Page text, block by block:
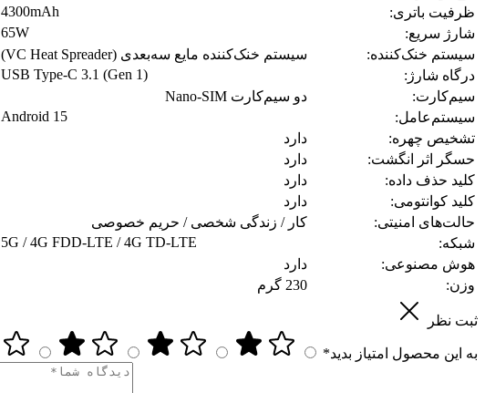
ظرفیت باتری:
4300mAh
شارژ سریع:
65W
سیستم خنک‌کننده:
سیستم خنک‌کننده مایع سه‌بعدی (VC Heat Spreader)
درگاه شارژ:
USB Type-C 3.1 (Gen 1)
سیم‌کارت:
دو سیم‌کارت Nano-SIM
سیستم‌عامل:
Android 15
تشخیص چهره:
دارد
حسگر اثر انگشت:
دارد
کلید حذف داده:
دارد
کلید کوانتومی:
دارد
حالت‌های امنیتی:
کار / زندگی شخصی / حریم خصوصی
شبکه:
5G / 4G FDD-LTE / 4G TD-LTE
هوش مصنوعی:
دارد
وزن:
230 گرم
ثبت نظر
به این محصول امتیاز بدید*